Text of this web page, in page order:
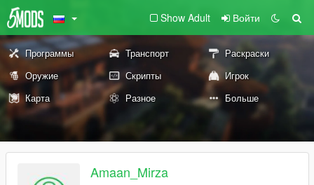
Show Adult Войти
Программы Транспорт
Раскраски
Оружие
Скрипты
Игрок
Карта
Разное Больше
Amaan_Mirza